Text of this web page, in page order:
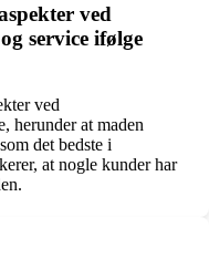
ved
service ifølge
ved
herunder at maden
det bedste i
at nogle kunder har